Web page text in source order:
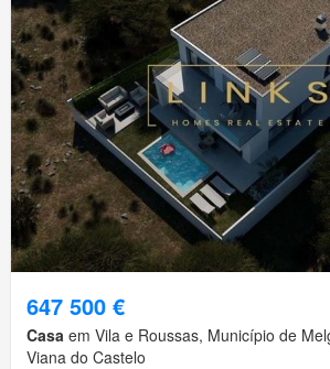
647 500 €
Casa em Vila e Roussas, Município de
Viana do Castelo